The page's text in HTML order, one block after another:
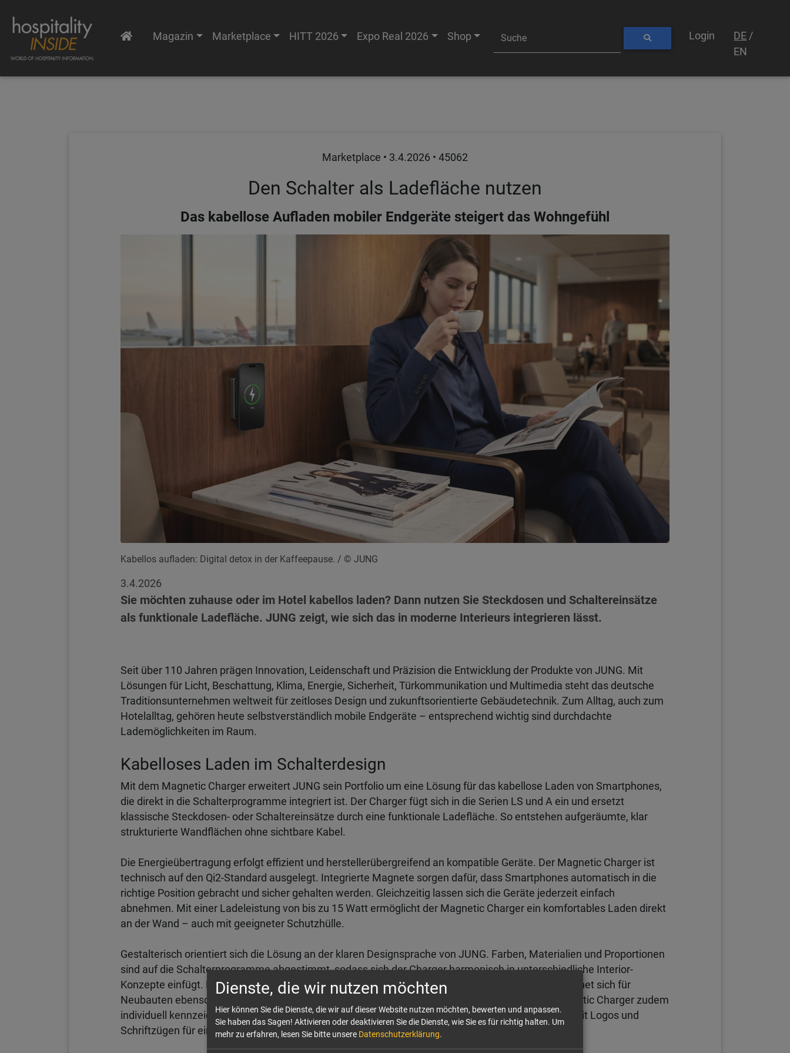
Magazin Marketplace HITT 2026 Expo Real 2026 Shop Login DE /
EN
Marketplace • 3.4.2026 • 45062
Den Schalter als Ladefläche nutzen
Das kabellose Aufladen mobiler Endgeräte steigert das Wohngefühl
Kabellos aufladen: Digital detox in der Kaffeepause. / © JUNG
3.4.2026
Sie möchten zuhause oder im Hotel kabellos laden? Dann nutzen Sie Steckdosen und Schaltereinsätze
als funktionale Ladefläche. JUNG zeigt, wie sich das in moderne Interieurs integrieren lässt.
Seit über 110 Jahren prägen Innovation, Leidenschaft und Präzision die Entwicklung der Produkte von JUNG. Mit
Lösungen für Licht, Beschattung, Klima, Energie, Sicherheit, Türkommunikation und Multimedia steht das deutsche
Traditionsunternehmen weltweit für zeitloses Design und zukunftsorientierte Gebäudetechnik. Zum Alltag, auch zum
Hotelalltag, gehören heute selbstverständlich mobile Endgeräte – entsprechend wichtig sind durchdachte
Lademöglichkeiten im Raum.
Kabelloses Laden im Schalterdesign
Mit dem Magnetic Charger erweitert JUNG sein Portfolio um eine Lösung für das kabellose Laden von Smartphones,
die direkt in die Schalterprogramme integriert ist. Der Charger fügt sich in die Serien LS und A ein und ersetzt
klassische Steckdosen- oder Schaltereinsätze durch eine funktionale Ladefläche. So entstehen aufgeräumte, klar
strukturierte Wandflächen ohne sichtbare Kabel.
Die Energieübertragung erfolgt effizient und herstellerübergreifend an kompatible Geräte. Der Magnetic Charger ist
technisch auf den Qi2-Standard ausgelegt. Integrierte Magnete sorgen dafür, dass Smartphones automatisch in die
richtige Position gebracht und sicher gehalten werden. Gleichzeitig lassen sich die Geräte jederzeit einfach
abnehmen. Mit einer Ladeleistung von bis zu 15 Watt ermöglicht der Magnetic Charger ein komfortables Laden direkt
an der Wand – auch mit geeigneter Schutzhülle.
Gestalterisch orientiert sich die Lösung an der klaren Designsprache von JUNG. Farben, Materialien und Proportionen
sind auf die Schalterprogramme abgestimmt, sodass sich der Charger harmonisch in unterschiedliche Interior-
Konzepte einfügt. Die Integration ist sowohl in Einzel- als auch in Mehrfachrahmen möglich und eignet sich für
Neubauten ebenso wie für Modernisierungen. Über das JUNG GRAPHIC TOOL lässt sich der Magnetic Charger zudem
individuell kennzeichnen – etwa mit einem Ladesymbol zur intuitiven Orientierung für Gäste oder mit Logos und
Schriftzügen für ein konsistentes Branding im Raum.
Dienste, die wir nutzen möchten
Hier können Sie die Dienste, die wir auf dieser Website nutzen möchten, bewerten und anpassen.
Sie haben das Sagen! Aktivieren oder deaktivieren Sie die Dienste, wie Sie es für richtig halten. Um
mehr zu erfahren, lesen Sie bitte unsere Datenschutzerklärung.